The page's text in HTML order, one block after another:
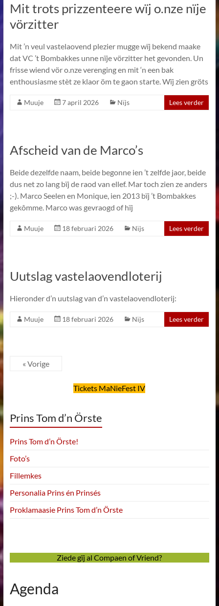
Mit trots prizzenteere wïj o.nze nïje
vörzitter
Mit ’n veul vastelaovend plezier mugge wïj bekend maake
dat VC ’t Bombakkes unne nïje vörzitter het gevonden. Un
frisse wiend vör o.nze verenging en mit ‘n een bak
enthousiasme stèt ze klaor öm te gaon starte. Wïj zien gröts
Muuje 7 april 2026 Nïjs Lees verder
Afscheid van de Marco’s
Beide dezelfde naam, beide begonne ien ’t zelfde jaor, beide
dus net zo lang bïj de raod van ellef. Mar toch zien ze anders
;-). Marco Seelen en Monique, ien 2013 bïj ’t Bombakkes
gekômme. Marco was gevraogd of hïj
Muuje 18 februari 2026 Nïjs Lees verder
Uutslag vastelaovendloterij
Hieronder d’n uutslag van d’n vastelaovendloterij:
Muuje 18 februari 2026 Nïjs Lees verder
« Vorige
Tickets MaNieFest IV
Prins Tom d’n Örste
Prins Tom d’n Örste!
Foto’s
Fillemkes
Personalia Prins én Prinsés
Proklamaasie Prins Tom d’n Örste
Ziede gïj al Compaen of Vriend?
Agenda